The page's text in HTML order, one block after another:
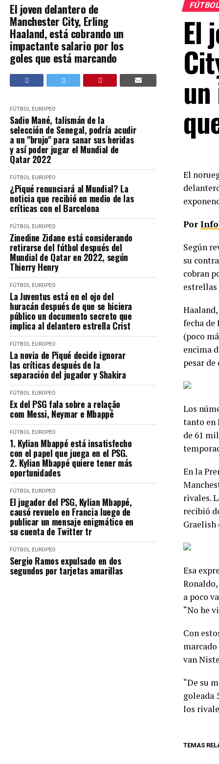
El joven delantero de
Manchester City, Erling
Haaland, está cobrando un
impactante salario por los
goles que está marcando
FÚTBOL EUROPEO
Sadio Mané, talismán de la
selección de Senegal, podría acudir
a un "brujo" para sanar sus heridas
y así poder jugar el Mundial de
Qatar 2022
FÚTBOL EUROPEO
¿Piqué renunciará al Mundial? La
noticia que recibió en medio de las
críticas con el Barcelona
FÚTBOL EUROPEO
Zinedine Zidane está considerando
retirarse del fútbol después del
Mundial de Qatar en 2022, según
Thierry Henry
FÚTBOL EUROPEO
La Juventus está en el ojo del
huracán después de que se hiciera
público un documento secreto que
implica al delantero estrella Crist
FÚTBOL EUROPEO
La novia de Piqué decide ignorar
las críticas después de la
separación del jugador y Shakira
FÚTBOL EUROPEO
Ex del PSG fala sobre a relação
com Messi, Neymar e Mbappé
FÚTBOL EUROPEO
1. Kylian Mbappé está insatisfecho
con el papel que juega en el PSG.
2. Kylian Mbappé quiere tener más
oportunidades
FÚTBOL EUROPEO
El jugador del PSG, Kylian Mbappé,
causó revuelo en Francia luego de
publicar un mensaje enigmático en
su cuenta de Twitter tr
FÚTBOL EUROPEO
Sergio Ramos expulsado en dos
segundos por tarjetas amarillas
El
El
Por
Según
su
cobran
estrellas
fecha de
(poco
encima
pesar
Los
tanto en
de 61
En la
rivales.
recibió
Graelish
Esa
a poco
“No he
Con
van
“De su
goleada
los
TEMAS